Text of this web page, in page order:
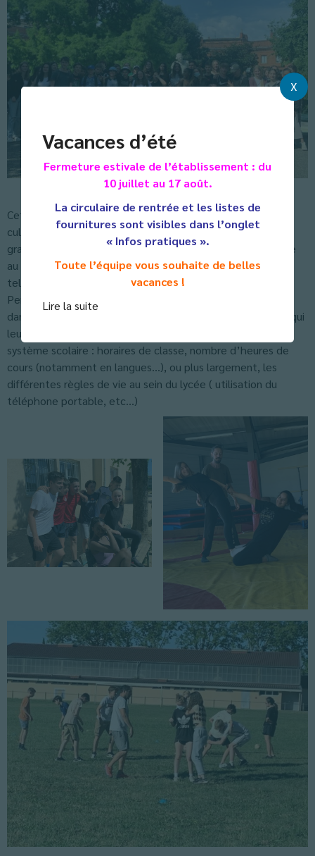
Vacances d’été
Fermeture estivale de l’établissement : du
10 juillet au 17 août.
La circulaire de rentrée et les listes de
fournitures sont visibles dans l’onglet
« Infos pratiques ».
Toute l’équipe vous souhaite de belles
vacances !
Lire la suite
X
Cette semaine a été rythmée par de nombreuses visites
culturelles : musée Mercedes Benz , musée de l’illusion, la
grande bibliothèque municipale…, mais aussi un jeu de piste
au cœur de Stuttgart, ainsi que des sorties plus ludiques,
telles que le parc d’attraction souabe de Tripsdrill !
Pendant ce séjour, les élèves ont pu aussi suivre des cours
dans l’établissement partenaire, le Mörike Gymnasium, ce qui
leur a permis d’appréhender les différences avec notre
système scolaire : horaires de classe, nombre d’heures de
cours (notamment en langues…), ou plus largement, les
différentes règles de vie au sein du lycée ( utilisation du
téléphone portable, etc…)